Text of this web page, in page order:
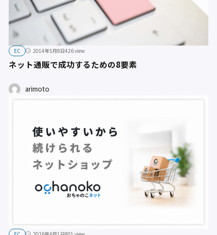
EC 2014年5月8日426 view
ネット通販で成功するための8要素
arimoto